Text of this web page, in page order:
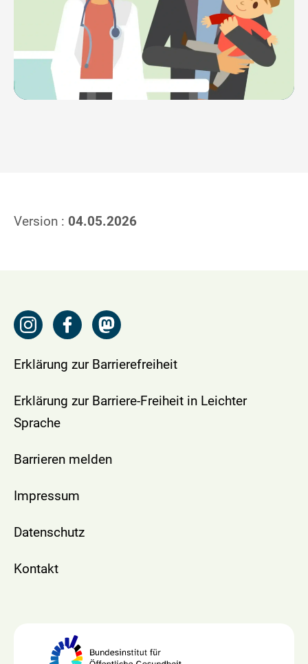
Version : 04.05.2026
Erklärung zur Barrierefreiheit
Erklärung zur Barriere-Freiheit in Leichter
Sprache
Barrieren melden
Impressum
Datenschutz
Kontakt